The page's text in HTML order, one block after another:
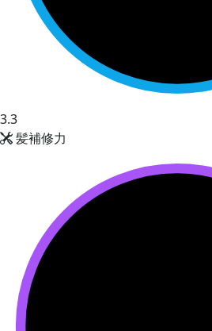
3.3
髪補修力